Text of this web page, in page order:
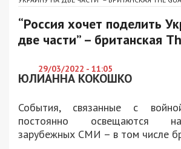
“Россия хочет поделить
две части” – британская
29/03/2022 - 11:05
ЮЛИАННА КОКОШКО
События, связанные с
постоянно освещаются
зарубежных СМИ – в том числе